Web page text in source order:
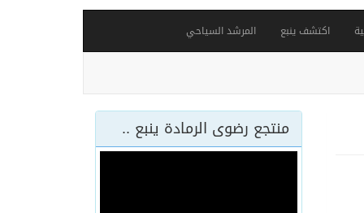
اكتشف ينبع المرشد السياحي
منتجع رضوى الرمادة ينبع ..